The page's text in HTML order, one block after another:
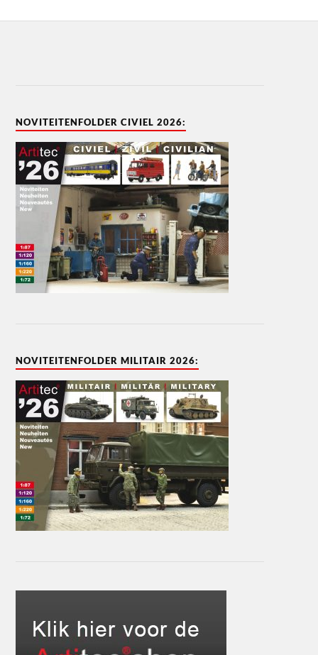
NOVITEITENFOLDER CIVIEL 2026:
NOVITEITENFOLDER MILITAIR 2026: